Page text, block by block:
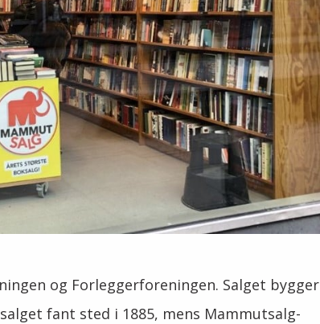
og Forleggerforeningen. Salget bygger
fant sted i 1885, mens Mammutsalg-